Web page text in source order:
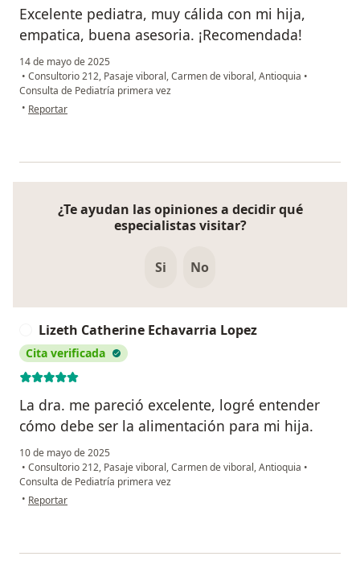
Excelente pediatra, muy cálida con mi hija,
empatica, buena asesoria. ¡Recomendada!
14 de mayo de 2025
• Consultorio 212, Pasaje viboral, Carmen de viboral, Antioquia •
Consulta de Pediatría primera vez
• en opinión del usuario A.
Reportar
¿Te ayudan las opiniones a decidir qué
especialistas visitar?
Si No
Lizeth Catherine Echavarria Lopez
Cita verificada
La dra. me pareció excelente, logré entender
cómo debe ser la alimentación para mi hija.
10 de mayo de 2025
• Consultorio 212, Pasaje viboral, Carmen de viboral, Antioquia •
Consulta de Pediatría primera vez
• en opinión del usuario Lizeth Catherine Echavarria Lopez
Reportar